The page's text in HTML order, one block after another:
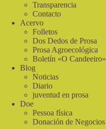
Transparencia
Contacto
Acervo
Folletos
Dos Dedos de Prosa
Prosa Agroecológica
Boletín «O Candeeiro»
Blog
Noticias
Diario
juventud en prosa
Doe
Pessoa física
Donación de Negocios